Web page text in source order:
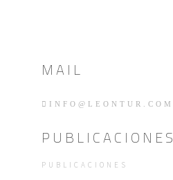
MAIL
INFO@LEONTUR.COM
PUBLICACIONES
PUBLICACIONES